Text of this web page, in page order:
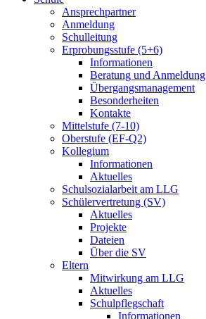
Ansprechpartner
Anmeldung
Schulleitung
Erprobungsstufe (5+6)
Informationen
Beratung und Anmeldung
Übergangsmanagement
Besonderheiten
Kontakte
Mittelstufe (7-10)
Oberstufe (EF-Q2)
Kollegium
Informationen
Aktuelles
Schulsozialarbeit am LLG
Schülervertretung (SV)
Aktuelles
Projekte
Dateien
Über die SV
Eltern
Mitwirkung am LLG
Aktuelles
Schulpflegschaft
Informationen